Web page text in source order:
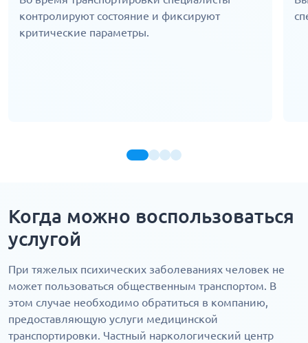
контролируют состояние и фиксируют
критические параметры.
Когда можно воспользоваться
услугой
При тяжелых психических заболеваниях человек не
может пользоваться общественным транспортом. В
этом случае необходимо обратиться в компанию,
предоставляющую услуги медицинской
транспортировки. Частный наркологический центр